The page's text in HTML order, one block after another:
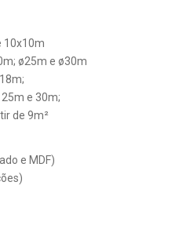
10x10m
ø25m e ø30m
25m e 30m;
de 9m²
e MDF)